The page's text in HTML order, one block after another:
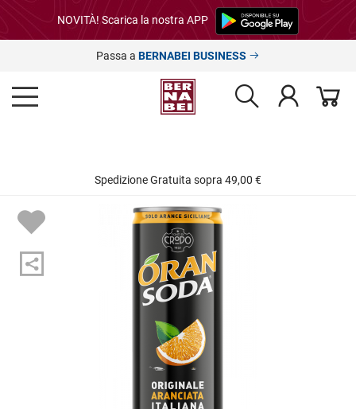
NOVITÀ! Scarica la nostra APP
Passa a BERNABEI BUSINESS
Spedizione Gratuita sopra 49,00 €